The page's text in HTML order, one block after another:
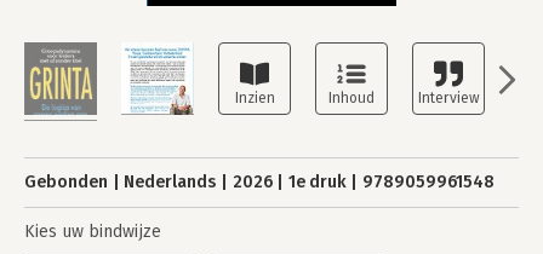
Gebonden Nederlands 2026 1e druk 9789059961548
Kies uw bindwijze